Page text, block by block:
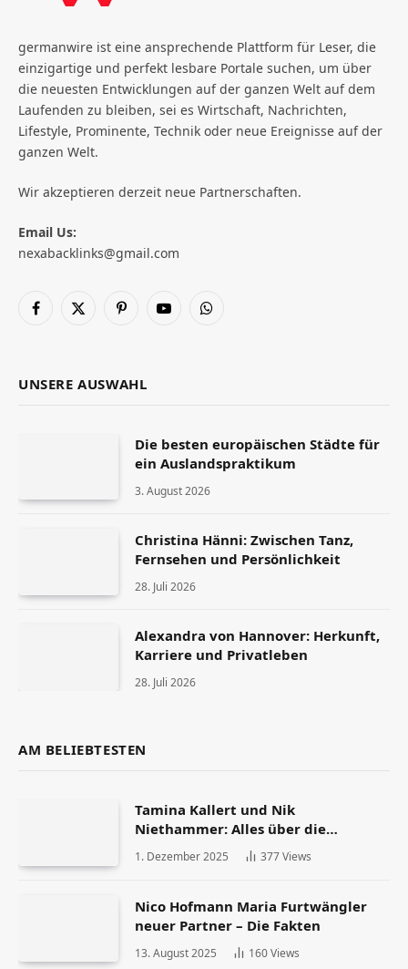
germanwire ist eine ansprechende Plattform für Leser, die
einzigartige und perfekt lesbare Portale suchen, um über
die neuesten Entwicklungen auf der ganzen Welt auf dem
Laufenden zu bleiben, sei es Wirtschaft, Nachrichten,
Lifestyle, Prominente, Technik oder neue Ereignisse auf der
ganzen Welt.
Wir akzeptieren derzeit neue Partnerschaften.
Email Us:
nexabacklinks@gmail.com
Facebook
X
PinterestYouTubeWhatsApp
UNSERE AUSWAHL
Die besten europäischen Städte für
ein Auslandspraktikum
3. August 2026
Christina Hänni: Zwischen Tanz,
Fernsehen und Persönlichkeit
28. Juli 2026
Alexandra von Hannover: Herkunft,
Karriere und Privatleben
28. Juli 2026
AM BELIEBTESTEN
Tamina Kallert und Nik
Niethammer: Alles über die
Scheidung und ihr Leben danach
1. Dezember 2025 377Views
Nico Hofmann Maria Furtwängler
neuer Partner – Die Fakten
13. August 2025 160Views